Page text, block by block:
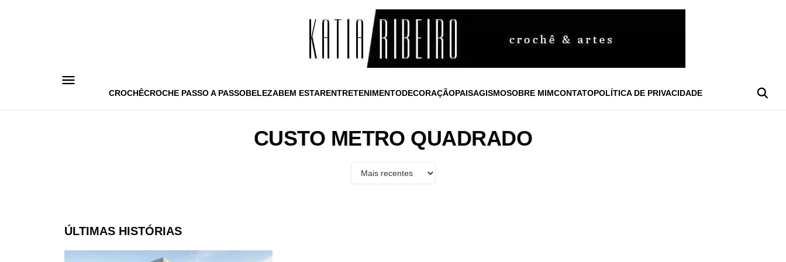
CROCHÊCROCHE PASSO A PASSOBELEZABEM ESTARENTRETENIMENTODECORAÇÃOPAISAGISMOSOBRE MIMCONTATOPOLÍTICA DE PRIVACIDADE
CUSTO METRO QUADRADO
ÚLTIMAS HISTÓRIAS